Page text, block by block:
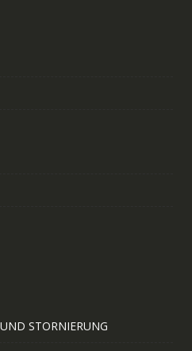
STORNIERUNG